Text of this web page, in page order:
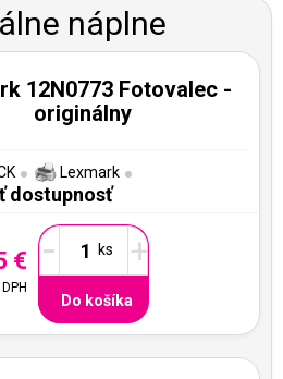
náplne
12N0773 Fotovalec -
originálny
Lexmark
dostupnosť
€ - +
Do košíka